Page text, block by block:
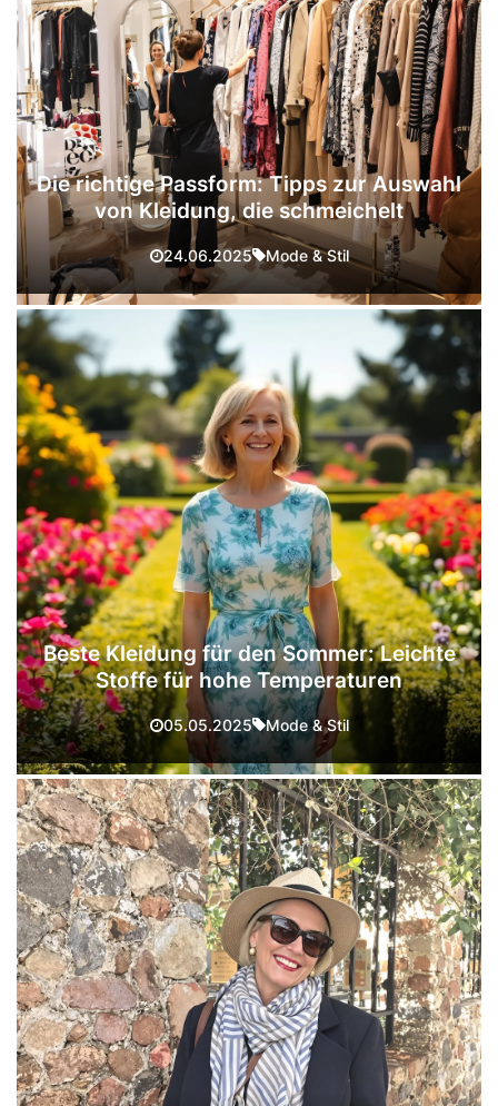
Die richtige Passform: Tipps zur Auswahl
von Kleidung, die schmeichelt
24.06.2025 Mode & Stil
Beste Kleidung für den Sommer: Leichte
Stoffe für hohe Temperaturen
05.05.2025 Mode & Stil